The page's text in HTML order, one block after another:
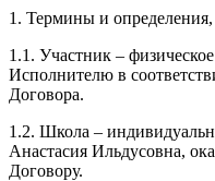
1. Термины и
1.1. Участник –
Исполнителю в
Договора.
1.2. Школа –
Анастасия Ильдусовна,
Договору.